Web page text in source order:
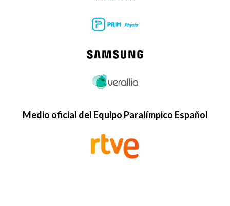
Medio oficial del Equipo Paralímpico Español